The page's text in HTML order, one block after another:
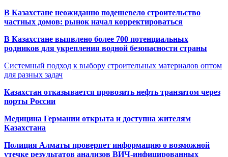
В Казахстане неожиданно подешевело строительство
частных домов: рынок начал корректироваться
В Казахстане выявлено более 700 потенциальных
родников для укрепления водной безопасности страны
Системный подход к выбору строительных материалов оптом
для разных задач
Казахстан отказывается провозить нефть транзитом через
порты России
Медицина Германии открыта и доступна жителям
Казахстана
Полиция Алматы проверяет информацию о возможной
утечке результатов анализов ВИЧ-инфицированных